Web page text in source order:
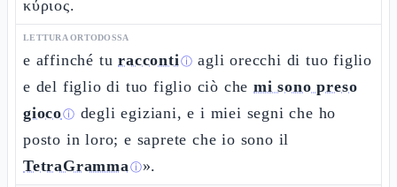
κύριος.
LETTURA ORTODOSSA
e affinché turaccontiⓘ agli orecchi di tuo figlio
e del figlio di tuo figlio ciò chemi sono preso
giocoⓘ degli egiziani, e i miei segni che ho
posto in loro; e saprete che io sono il
TetraGrammaⓘ».